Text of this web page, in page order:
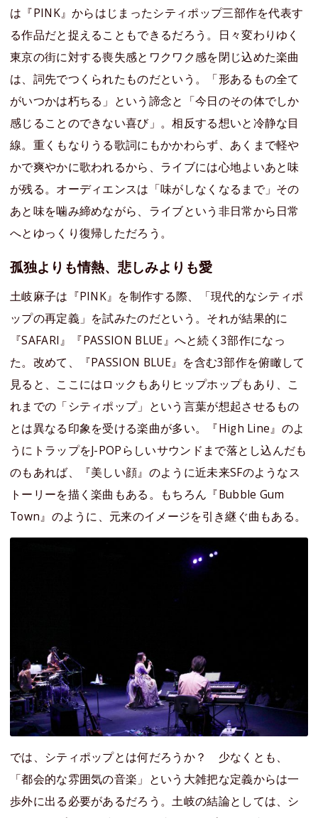
は『PINK』からはじまったシティポップ三部作を代表す
る作品だと捉えることもできるだろう。日々変わりゆく
東京の街に対する喪失感とワクワク感を閉じ込めた楽曲
は、詞先でつくられたものだという。「形あるもの全て
がいつかは朽ちる」という諦念と「今日のその体でしか
感じることのできない喜び」。相反する想いと冷静な目
線。重くもなりうる歌詞にもかかわらず、あくまで軽や
かで爽やかに歌われるから、ライブには心地よいあと味
が残る。オーディエンスは「味がしなくなるまで」その
あと味を噛み締めながら、ライブという非日常から日常
へとゆっくり復帰しただろう。
孤独よりも情熱、悲しみよりも愛
土岐麻子は『PINK』を制作する際、「現代的なシティポ
ップの再定義」を試みたのだという。それが結果的に
『SAFARI』『PASSION BLUE』へと続く3部作になっ
た。改めて、『PASSION BLUE』を含む3部作を俯瞰して
見ると、ここにはロックもありヒップホップもあり、こ
れまでの「シティポップ」という言葉が想起させるもの
とは異なる印象を受ける楽曲が多い。『High Line』のよ
うにトラップをJ-POPらしいサウンドまで落とし込んだも
のもあれば、『美しい顔』のように近未来SFのようなス
トーリーを描く楽曲もある。もちろん『Bubble Gum
Town』のように、元来のイメージを引き継ぐ曲もある。
では、シティポップとは何だろうか？ 少なくとも、
「都会的な雰囲気の音楽」という大雑把な定義からは一
歩外に出る必要があるだろう。土岐の結論としては、シ